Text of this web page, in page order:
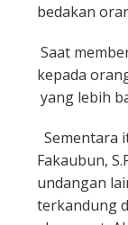
bedakan
Saat
kepada
yang lebih
Sementara
Fakaubun,
undangan
terkandung